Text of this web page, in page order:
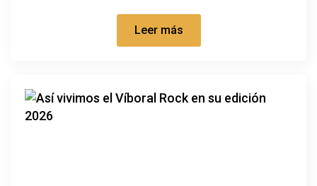
Leer más